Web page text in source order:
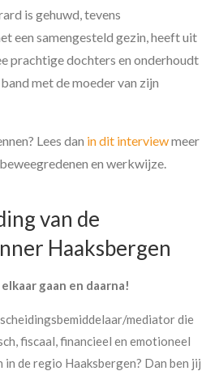
is gehuwd, tevens
een samengesteld gezin, heeft uit
prachtige dochters en onderhoudt
met de moeder van zijn
Lees dan in dit interviewmeer
en werkwijze.
van de
Haaksbergen
gaan en daarna!
mediator die
fiscaal, financieel en emotioneel
in de regio Haaksbergen? Dan ben jij